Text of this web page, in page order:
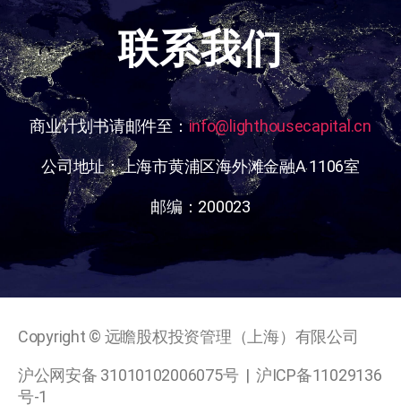
联系我们
商业计划书请邮件至：info@lighthousecapital.cn
公司地址：上海市黄浦区海外滩金融A 1106室
邮编：200023
Copyright © 远瞻股权投资管理（上海）有限公司
沪公网安备 31010102006075号| 沪ICP备11029136
号-1